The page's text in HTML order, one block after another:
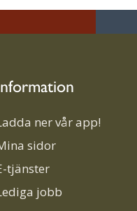
ner vår app!
sidor
tjänster
jobb